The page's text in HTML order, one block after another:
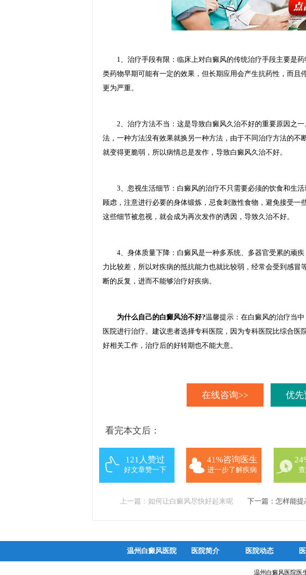
1、治疗手段有限：临床上对白癜风的传统治疗手段主要是药
类药物早期可能有一定的效果，但长期应用会产生抗药性，而且
更为严重。
2、治疗方法不当：这是导致白癜风久治不好的重要原因之一
法，一种方法没有效果就换另一种方法，由于不同治疗方法的不
就变得更脆弱，所以病情总是发作，导致白癜风久治不好。
3、忽视生活细节：白癜风的治疗不只需要必须的饮食和生活
顾虑，注意进行必要的身体锻炼，忌食刺激性食物，避免接受一
这些细节被忽视，就会成为再次发作的诱因，导致久治不好。
4、身体质量下降：白癜风是一种多系统、多器官受累的顽疾
力比较差，所以对疾病的抵抗能力也就比较弱，经常会受到感冒
断的反复，进而不能够治疗好疾病。
为什么自己的白癜风治不好?温馨提示：在白癜风的治疗当
医院进行治疗。建议患者选择专科医院，因为专科医院比综合医
好相关工作，治疗后的好转期也不能大意。
在线咨询>> 优先
看完本文后：
121人赞过
好文章赞一下
41%咨询医生
进一步了解疾病
上一篇： 如何让白癜风尽快好起来呢 下一篇：怎样能提
温州白癜风医院 医院简介 医院动态
温州白癜风医院医